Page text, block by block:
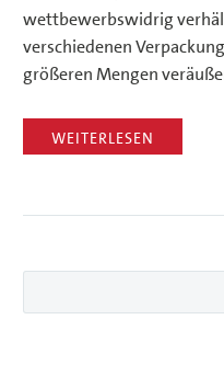
wettbewerbswidrig
verschiedenen
größeren Mengen
WEITERLESEN